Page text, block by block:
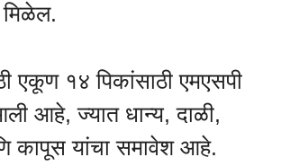
एकूण १४ पिकांसाठी एमएसपी
आहे, ज्यात धान्य, दाळी,
कापूस यांचा समावेश आहे.